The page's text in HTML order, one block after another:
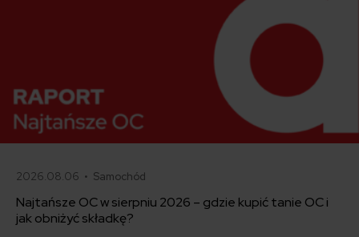
2026.08.06 • Samochód
Najtańsze OC w sierpniu 2026 – gdzie kupić tanie OC i
jak obniżyć składkę?